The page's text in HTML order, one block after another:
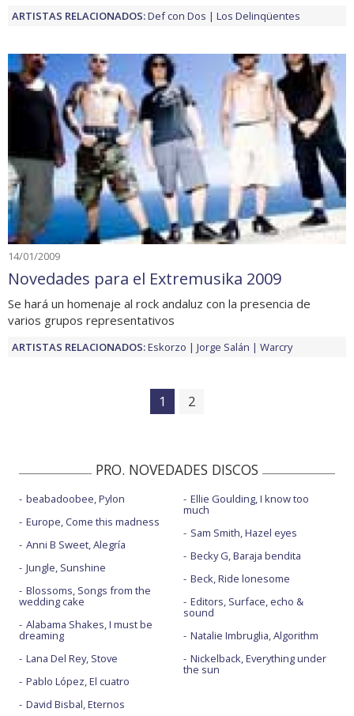
ARTISTAS RELACIONADOS:Def con Dos Los Delinqüentes
14/01/2009
Novedades para el Extremusika 2009
Se hará un homenaje al rock andaluz con la presencia de
varios grupos representativos
ARTISTAS RELACIONADOS:Eskorzo Jorge Salán Warcry
1 2
PRO. NOVEDADES DISCOS
beabadoobee, Pylon
Europe, Come this madness
Anni B Sweet, Alegría
Jungle, Sunshine
Blossoms, Songs from the
wedding cake
Alabama Shakes, I must be
dreaming
Lana Del Rey, Stove
Pablo López, El cuatro
David Bisbal, Eternos
Ellie Goulding, I know too
much
Sam Smith, Hazel eyes
Becky G, Baraja bendita
Beck, Ride lonesome
Editors, Surface, echo &
sound
Natalie Imbruglia, Algorithm
Nickelback, Everything under
the sun